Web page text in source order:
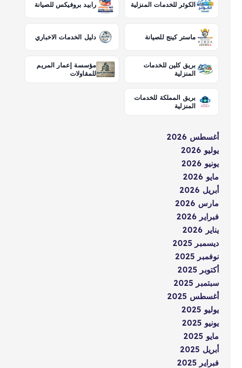
الكوثر للخدمات المنزلية رابيد بروفيكس للصيانة
ماستر كينج للصيانة دليل الخدمات الاخباري
بريق كلين للخدمات
المنزلية
مؤسسة إعمار المريم
للمقاولات
بريق المملكة للخدمات
المنزلية
أغسطس 2026
يوليو 2026
يونيو 2026
مايو 2026
أبريل 2026
مارس 2026
فبراير 2026
يناير 2026
ديسمبر 2025
نوفمبر 2025
أكتوبر 2025
سبتمبر 2025
أغسطس 2025
يوليو 2025
يونيو 2025
مايو 2025
أبريل 2025
فبراير 2025